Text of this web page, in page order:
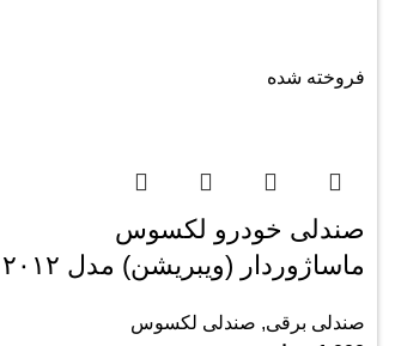
فروخته شده
صندلی خودرو لکسوس
ماساژوردار (ویبریشن) مدل ۲۰۱۲
صندلی برقی, صندلی لکسوس